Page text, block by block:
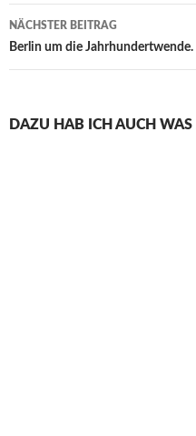
NÄCHSTER BEITRAG
Berlin um die
DAZU HAB ICH AUCH WAS